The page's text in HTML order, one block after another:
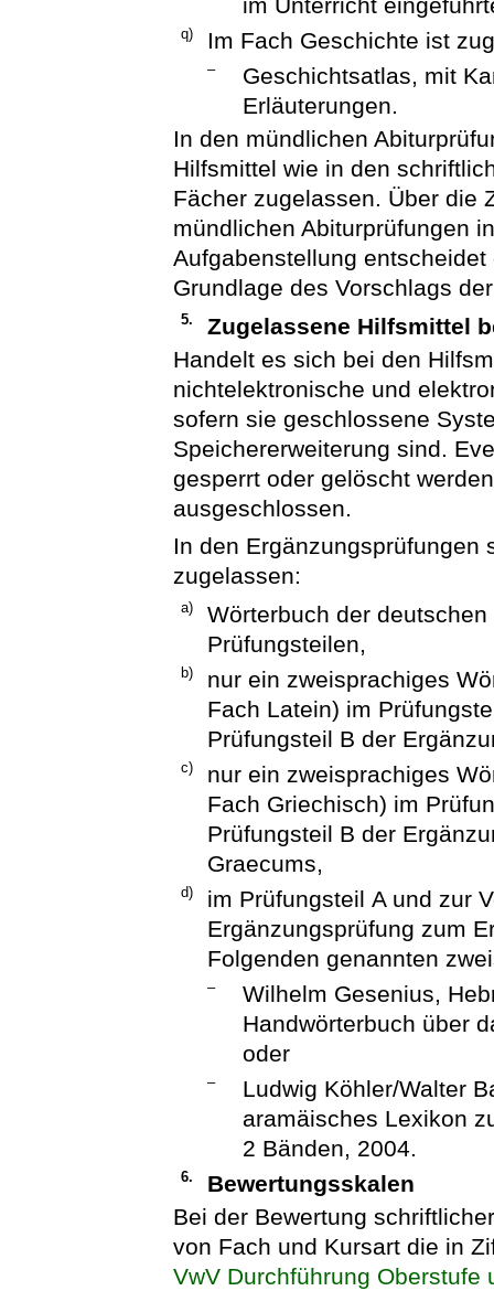
q) Im Fach Geschichte ist
–
Geschichtsatlas, mit
Erläuterungen.
In den mündlichen
Hilfsmittel wie in den
Fächer zugelassen. Über die
mündlichen Abiturprüfungen
Aufgabenstellung
Grundlage des Vorschlags
5.
Zugelassene Hilfsmittel
Handelt es sich bei den
nichtelektronische und
sofern sie geschlossene
Speichererweiterung sind.
gesperrt oder gelöscht
ausgeschlossen.
In den Ergänzungsprüfungen
zugelassen:
a)
Wörterbuch der
Prüfungsteilen,
b)
nur ein zweisprachiges
Fach Latein) im
Prüfungsteil B der
c)
nur ein zweisprachiges
Fach Griechisch) im
Prüfungsteil B der
Graecums,
d)
im Prüfungsteil A und zur
Ergänzungsprüfung zum
Folgenden genannten
–
Wilhelm Gesenius,
Handwörterbuch über
oder
–
Ludwig Köhler/Walter
aramäisches Lexikon
2 Bänden, 2004.
6.
Bewertungsskalen
Bei der Bewertung
von Fach und Kursart die in
VwV Durchführung Oberstufe